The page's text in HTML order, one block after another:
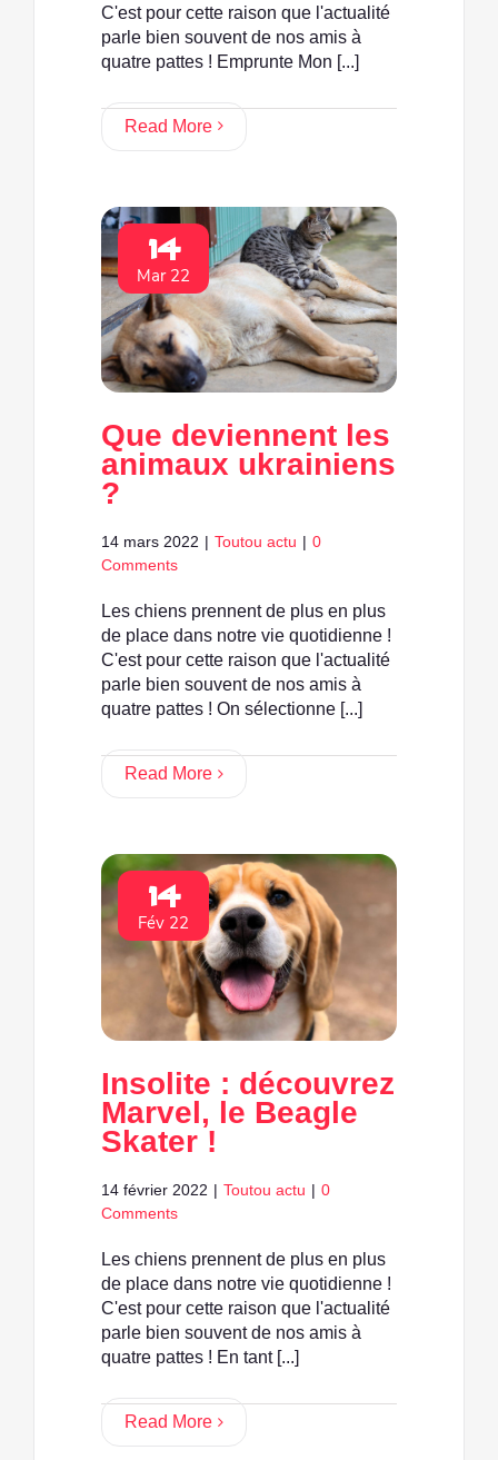
C'est pour cette raison que l'actualité
parle bien souvent de nos amis à
quatre pattes ! Emprunte Mon [...]
Read More
14
Mar 22
Que deviennent les
animaux ukrainiens
?
14 mars 2022 | Toutou actu | 0
Comments
Les chiens prennent de plus en plus
de place dans notre vie quotidienne !
C'est pour cette raison que l'actualité
parle bien souvent de nos amis à
quatre pattes ! On sélectionne [...]
Read More
14
Fév 22
Insolite : découvrez
Marvel, le Beagle
Skater !
14 février 2022 | Toutou actu | 0
Comments
Les chiens prennent de plus en plus
de place dans notre vie quotidienne !
C'est pour cette raison que l'actualité
parle bien souvent de nos amis à
quatre pattes ! En tant [...]
Read More